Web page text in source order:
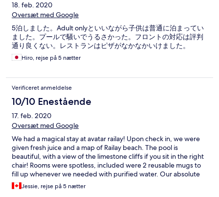
18. feb. 2020
Oversæt med Google
5泊しました。Adult onlyといいながら子供は普通に泊まってい
ました。プールで騒いでうるさかった。フロントの対応は評判
通り良くない。レストランはピザがなかなかいけました。
Hiro, rejse på 5 nætter
Verificeret anmeldelse
10/10 Enestående
17. feb. 2020
Oversæt med Google
We had a magical stay at avatar railay! Upon check in, we were
given fresh juice and a map of Railay beach. The pool is
beautiful, with a view of the limestone cliffs if you sit in the right
chair! Rooms were spotless, included were 2 reusable mugs to
fill up whenever we needed with purified water. Our absolute
favorite part of avatar was the restaurant and live music. Every
night there was stellar live music outdoors with beautiful lights
Jessie, rejse på 5 nætter